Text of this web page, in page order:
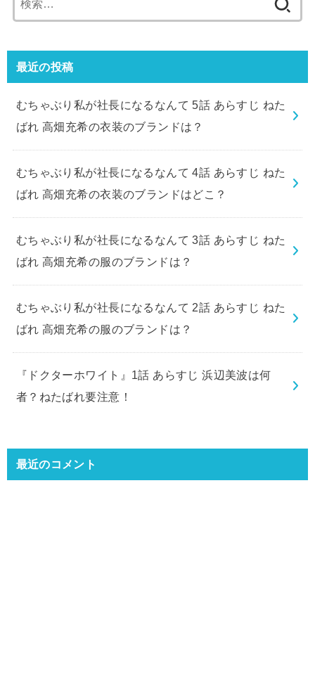
索:
最近の投稿
むちゃぶり私が社長になるなんて 5話 あらすじ ねた
ばれ 高畑充希の衣装のブランドは？
むちゃぶり私が社長になるなんて 4話 あらすじ ねた
ばれ 高畑充希の衣装のブランドはどこ？
むちゃぶり私が社長になるなんて 3話 あらすじ ねた
ばれ 高畑充希の服のブランドは？
むちゃぶり私が社長になるなんて 2話 あらすじ ねた
ばれ 高畑充希の服のブランドは？
『ドクターホワイト』1話 あらすじ 浜辺美波は何
者？ねたばれ要注意！
最近のコメント